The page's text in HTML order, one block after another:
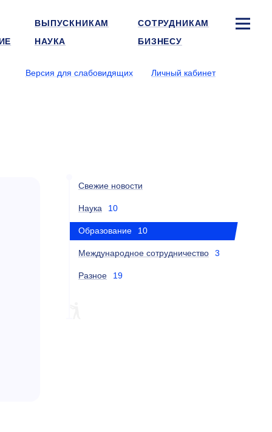
ВЫПУСКНИКАМ
СОТРУДНИКАМ
НАУКА БИЗНЕСУ
Версия для слабовидящих Личный кабинет
Свежие новости
Наука 10
Образование 10
Международное сотрудничество 3
Разное 19